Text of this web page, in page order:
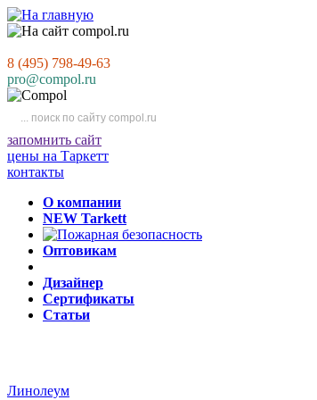
8 (495) 798-49-63
pro@compol.ru
запомнить сайт
цены на Таркетт
контакты
О компании
NEW Tarkett
Оптовикам
Дизайнер
Сертификаты
Статьи
Линолеум